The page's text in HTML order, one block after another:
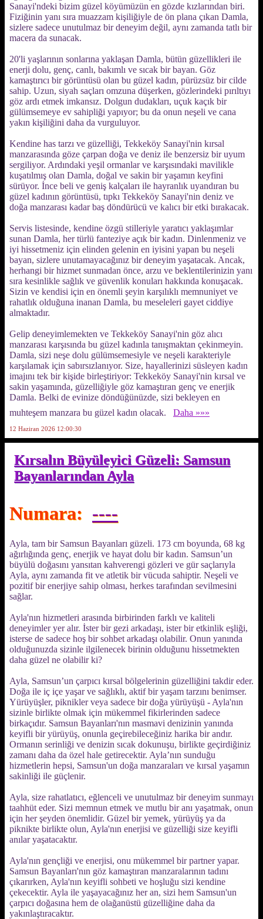
Sanayi'ndeki bizim güzel köyümüzün en gözde kızlarından biri.
Fiziğinin yanı sıra muazzam kişiliğiyle de ön plana çıkan Damla,
sizlere sadece unutulmaz bir deneyim değil, aynı zamanda tatlı bir
macera da sunacak.
20'li yaşlarının sonlarına yaklaşan Damla, bütün güzellikleri ile
enerji dolu, genç, canlı, bakımlı ve sıcak bir bayan. Göz
kamaştırıcı bir görüntüsü olan bu güzel kadın, pürüzsüz bir cilde
sahip. Uzun, siyah saçları omzuna düşerken, gözlerindeki pırıltıyı
göz ardı etmek imkansız. Dolgun dudakları, uçuk kaçık bir
gülümsemeye ev sahipliği yapıyor; bu da onun neşeli ve cana
yakın kişiliğini daha da vurguluyor.
Kendine has tarzı ve güzelliği, Tekkeköy Sanayi'nin kırsal
manzarasında göze çarpan doğa ve deniz ile benzersiz bir uyum
sergiliyor. Ardındaki yeşil ormanlar ve karşısındaki mavilikle
kuşatılmış olan Damla, doğal ve sakin bir yaşamın keyfini
sürüyor. İnce beli ve geniş kalçaları ile hayranlık uyandıran bu
güzel kadının görüntüsü, tıpkı Tekkeköy Sanayi'nin deniz ve
doğa manzarası kadar baş döndürücü ve kalıcı bir etki bırakacak.
Servis listesinde, kendine özgü stilleriyle yaratıcı yaklaşımlar
sunan Damla, her türlü fanteziye açık bir kadın. Dinlenmeniz ve
iyi hissetmeniz için elinden gelenin en iyisini yapan bu neşeli
bayan, sizlere unutamayacağınız bir deneyim yaşatacak. Ancak,
herhangi bir hizmet sunmadan önce, arzu ve beklentilerinizin yanı
sıra kesinlikle sağlık ve güvenlik konuları hakkında konuşacak.
Sizin ve kendisi için en önemli şeyin karşılıklı memnuniyet ve
rahatlık olduğuna inanan Damla, bu meseleleri gayet ciddiye
almaktadır.
Gelip deneyimlemekten ve Tekkeköy Sanayi'nin göz alıcı
manzarası karşısında bu güzel kadınla tanışmaktan çekinmeyin.
Damla, sizi neşe dolu gülümsemesiyle ve neşeli karakteriyle
karşılamak için sabırsızlanıyor. Size, hayallerinizi süsleyen kadın
imajını tek bir kişide birleştiriyor: Tekkeköy Sanayi'nin kırsal ve
sakin yaşamında, güzelliğiyle göz kamaştıran genç ve enerjik
Damla. Belki de evinize döndüğünüzde, sizi bekleyen en
muhteşem manzara bu güzel kadın olacak.
Daha »»»
12 Haziran 2026 12:00:30
Kırsalın Büyüleyici Güzeli: Samsun
Bayanlarından Ayla
Numara: ----
Ayla, tam bir Samsun Bayanları güzeli. 173 cm boyunda, 68 kg
ağırlığında genç, enerjik ve hayat dolu bir kadın. Samsun’un
büyülü doğasını yansıtan kahverengi gözleri ve gür saçlarıyla
Ayla, aynı zamanda fit ve atletik bir vücuda sahiptir. Neşeli ve
pozitif bir enerjiye sahip olması, herkes tarafından sevilmesini
sağlar.
Ayla'nın hizmetleri arasında birbirinden farklı ve kaliteli
deneyimler yer alır. İster bir gezi arkadaşı, ister bir etkinlik eşliği,
isterse de sadece hoş bir sohbet arkadaşı olabilir. Onun yanında
olduğunuzda sizinle ilgilenecek birinin olduğunu hissetmekten
daha güzel ne olabilir ki?
Ayla, Samsun’un çarpıcı kırsal bölgelerinin güzelliğini takdir eder.
Doğa ile iç içe yaşar ve sağlıklı, aktif bir yaşam tarzını benimser.
Yürüyüşler, piknikler veya sadece bir doğa yürüyüşü - Ayla'nın
sizinle birlikte olmak için mükemmel fikirlerinden sadece
birkaçıdır. Samsun Bayanları'nın masmavi denizinin yanında
keyifli bir yürüyüş, onunla geçirebileceğiniz harika bir andır.
Ormanın serinliği ve denizin sıcak dokunuşu, birlikte geçirdiğiniz
zamanı daha da özel hale getirecektir. Ayla’nın sunduğu
hizmetlerin hepsi, Samsun'un doğa manzaraları ve kırsal yaşamın
sakinliği ile güçlenir.
Ayla, size rahatlatıcı, eğlenceli ve unutulmaz bir deneyim sunmayı
taahhüt eder. Sizi memnun etmek ve mutlu bir anı yaşatmak, onun
için her şeyden önemlidir. Güzel bir yemek, yürüyüş ya da
piknikte birlikte olun, Ayla'nın enerjisi ve güzelliği size keyifli
anılar yaşatacaktır.
Ayla'nın gençliği ve enerjisi, onu mükemmel bir partner yapar.
Samsun Bayanları'nın göz kamaştıran manzaralarının tadını
çıkarırken, Ayla'nın keyifli sohbeti ve hoşluğu sizi kendine
çekecektir. Ayla ile yaşayacağınız her an, sizi hem Samsun'un
çarpıcı doğasına hem de olağanüstü güzelliğine daha da
yakınlaştıracaktır.